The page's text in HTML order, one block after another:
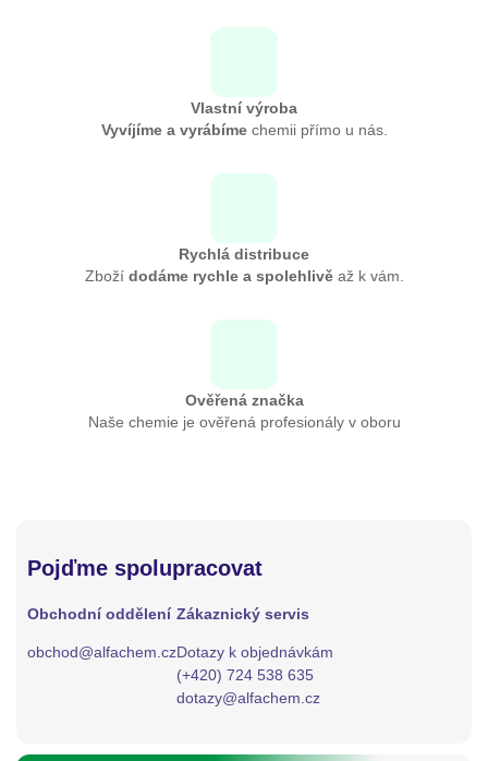
Vlastní výroba
Vyvíjíme a vyrábímechemii přímo u nás.
Rychlá distribuce
Zboží dodáme rychle a spolehlivěaž k vám.
Ověřená značka
Naše chemie je ověřená profesionály v oboru
Pojďme spolupracovat
Obchodní oddělení
obchod@alfachem.cz
Zákaznický servis
Dotazy k objednávkám
(+420) 724 538 635
dotazy@alfachem.cz